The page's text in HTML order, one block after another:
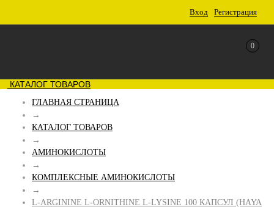
Вход Регистрация
0
КАТАЛОГ ТОВАРОВ
ГЛАВНАЯ СТРАНИЦА
→
КАТАЛОГ ТОВАРОВ
→
АМИНОКИСЛОТЫ
→
КОМПЛЕКСНЫЕ АМИНОКИСЛОТЫ
→
L-ARGININE L-ORNITHINE L-LYSINE 100 КАПСУЛ (HAYA